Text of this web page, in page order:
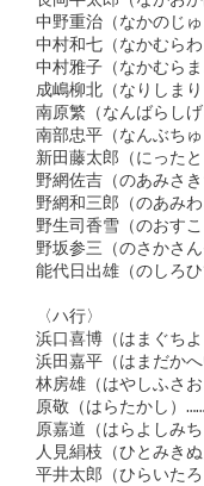
中野重治（なかのじ
中村和七（なかむら
中村雅子（なかむら
成嶋柳北（なりしま
南原繁（なんばらし
南部忠平（なんぶち
新田藤太郎（にった
野網佐吉（のあみさ
野網和三郎（のあみ
野生司香雪（のおす
野坂参三（のさかさ
能代日出雄（のしろ
〈ハ行〉
浜口喜博（はまぐち
浜田嘉平（はまだか
林房雄（はやしふさ
原敬（はらたかし）
原嘉道（はらよしみ
人見絹枝（ひとみき
平井太郎（ひらいた